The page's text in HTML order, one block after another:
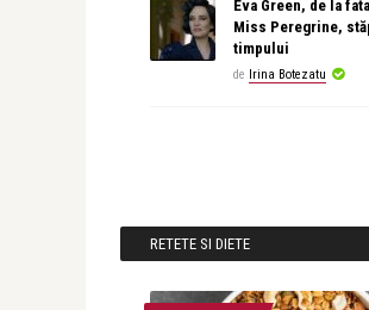
Eva Green, de la
Miss Peregrine,
timpului
de Irina Botezatu
RETETE SI DIETE